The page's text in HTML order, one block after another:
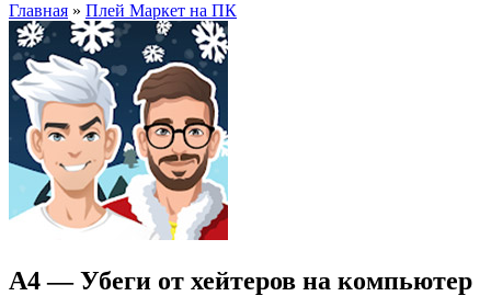
Главная » Плей Маркет на ПК
А4 — Убеги от хейтеров на компьютер